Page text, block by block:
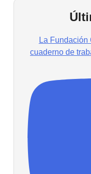
La Fundación
cuaderno de